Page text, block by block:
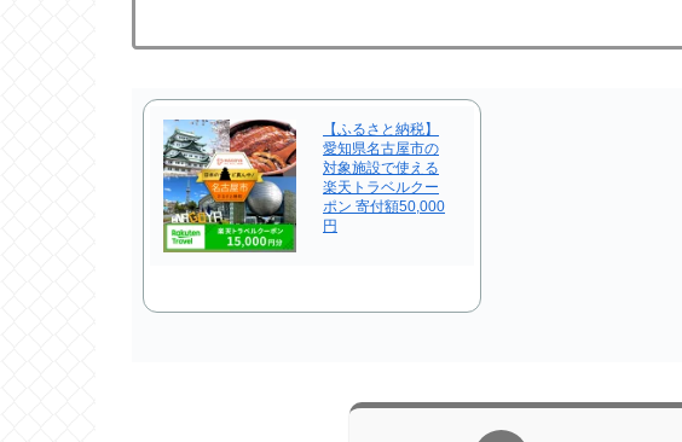
【ふるさと納税】
愛知県名古屋市の
対象施設で使える
楽天トラベルクー
ポン 寄付額50,000
円